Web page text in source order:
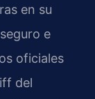
en su
e
oficiales
del